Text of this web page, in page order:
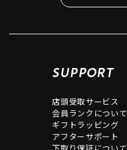
SUPPORT
店頭受取サービス
会員ランクについて
ギフトラッピング
アフターサポート